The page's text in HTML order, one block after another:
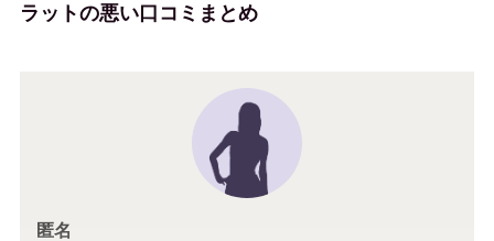
ラットの悪い口コミまとめ
匿名